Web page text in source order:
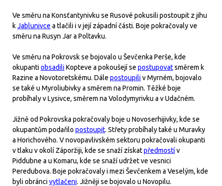
Ve směru na Konsťantynivku se Rusové pokusili postoupit z jihu
kJablunivce a tlačili i v její západní části. Boje pokračovaly ve
směru na Rusyn Jar a Poltavku.
Ve směru na Pokrovsk se bojovalo u Ševčenka Perše, kde
okupantiobsadiliKopteve a pokoušejí se postupovatsměrem k
Razine a Novotoretskému. Dále postoupiliv Myrném, bojovalo
se také u Myroliubivky a směrem na Promin. Těžké boje
probíhaly v Lysivce, směrem na Volodymyrivku a v Udačném.
Jižně od Pokrovska pokračovaly boje u Novoserhijivky, kde se
okupantům podařilo postoupit. Střety probíhaly také u Muravky
a Horichového. V novopavlivském sektoru pokračovali okupanti
v tlaku v okolí Záporžiji, kde se snaží získatpředmostív
Piddubne a u Komaru, kde se snaží udržet ve vesnici
Peredubova. Boje pokračovaly i mezi Ševčenkem a Veselým, kde
byli obráncivytlačeni. Jižněji se bojovalo u Novopilu.